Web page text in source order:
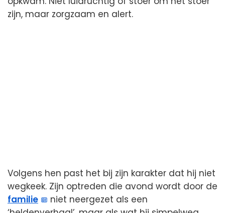
zijn, maar zorgzaam en alert.
Volgens hen past het bij zijn karakter dat hij niet
wegkeek. Zijn optreden die avond wordt door de
familie
niet neergezet als een